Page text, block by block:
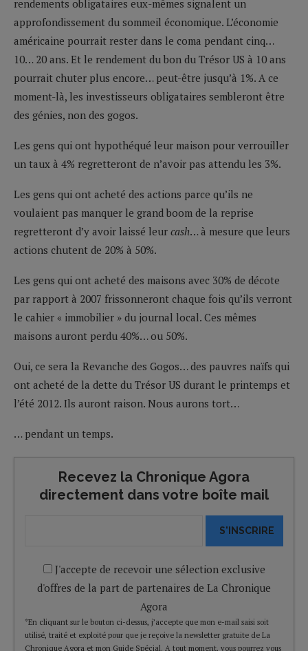
rendements obligataires eux-mêmes signalent un
approfondissement du sommeil économique. L’économie
américaine pourrait rester dans le coma pendant cinq…
10… 20 ans. Et le rendement du bon du Trésor US à 10 ans
pourrait chuter plus encore… peut-être jusqu’à 1%. A ce
moment-là, les investisseurs obligataires sembleront être
des génies, non des gogos.
Les gens qui ont hypothéqué leur maison pour verrouiller
un taux à 4% regretteront de n’avoir pas attendu les 3%.
Les gens qui ont acheté des actions parce qu’ils ne
voulaient pas manquer le grand boom de la reprise
regretteront d’y avoir laissé leur cash… à mesure que leurs
actions chutent de 20% à 50%.
Les gens qui ont acheté des maisons avec 30% de décote
par rapport à 2007 frissonneront chaque fois qu’ils verront
le cahier « immobilier » du journal local. Ces mêmes
maisons auront perdu 40%… ou 50%.
Oui, ce sera la Revanche des Gogos… des pauvres naïfs qui
ont acheté de la dette du Trésor US durant le printemps et
l’été 2012. Ils auront raison. Nous aurons tort…
… pendant un temps.
Recevez la Chronique Agora
directement dans votre boîte mail
S'INSCRIRE
J'accepte de recevoir une sélection exclusive
d'offres de la part de partenaires de La Chronique
Agora
*En cliquant sur le bouton ci-dessus, j’accepte que mon e-mail saisi soit
utilisé, traité et exploité pour que je reçoive la newsletter gratuite de La
Chronique Agora et mon Guide Spécial. A tout moment, vous pourrez vous